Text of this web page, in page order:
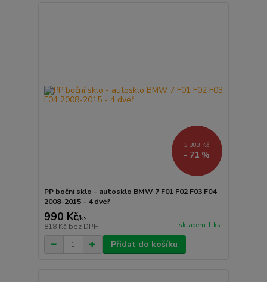
3 383 Kč
- 71 %
PP boční sklo - autosklo BMW 7 F01 F02 F03 F04
2008-2015 - 4 dvéř
990 Kč/ks
818 Kč bez DPH skladem 1 ks
Přidat do košíku